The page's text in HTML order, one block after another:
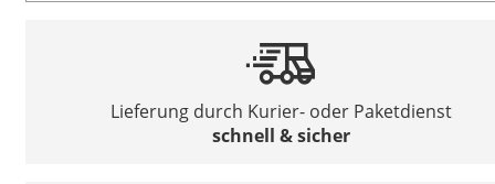
Lieferung durch Kurier- oder Paketdienst
schnell & sicher